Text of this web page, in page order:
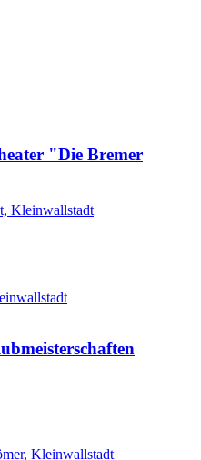
"Die Bremer
Kleinwallstadt
Kleinwallstadt